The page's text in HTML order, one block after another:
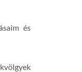
és